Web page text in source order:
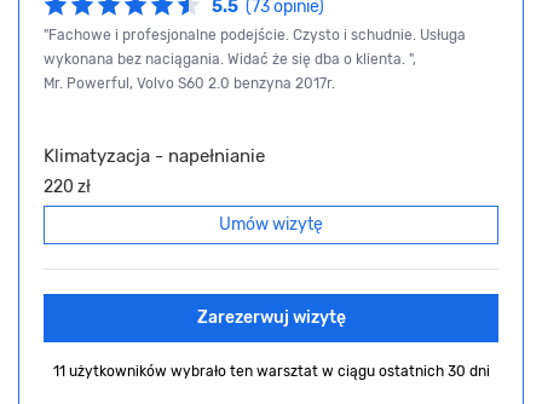
5.5 (73 opinie)
"Fachowe i profesjonalne podejście. Czysto i schudnie. Usługa
wykonana bez naciągania. Widać że się dba o klienta. ",
Mr. Powerful, Volvo S60 2.0 benzyna 2017r.
Klimatyzacja - napełnianie
220 zł
Umów wizytę
Zarezerwuj wizytę
11 użytkowników wybrało ten warsztat w ciągu ostatnich 30 dni